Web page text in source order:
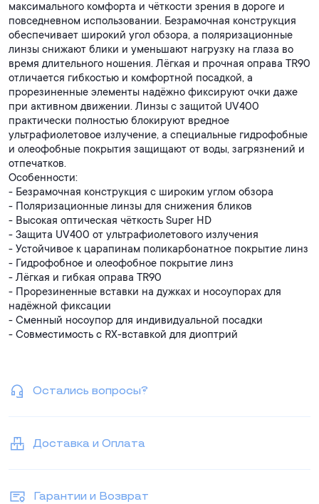
максимального комфорта и чёткости зрения в дороге и
повседневном использовании. Безрамочная конструкция
обеспечивает широкий угол обзора, а поляризационные
линзы снижают блики и уменьшают нагрузку на глаза во
время длительного ношения. Лёгкая и прочная оправа TR90
отличается гибкостью и комфортной посадкой, а
прорезиненные элементы надёжно фиксируют очки даже
при активном движении. Линзы с защитой UV400
практически полностью блокируют вредное
ультрафиолетовое излучение, а специальные гидрофобные
и олеофобные покрытия защищают от воды, загрязнений и
отпечатков.
Особенности:
- Безрамочная конструкция с широким углом обзора
- Поляризационные линзы для снижения бликов
- Высокая оптическая чёткость Super HD
- Защита UV400 от ультрафиолетового излучения
- Устойчивое к царапинам поликарбонатное покрытие линз
- Гидрофобное и олеофобное покрытие линз
- Лёгкая и гибкая оправа TR90
- Прорезиненные вставки на дужках и носоупорах для
надёжной фиксации
- Сменный носоупор для индивидуальной посадки
- Совместимость с RX-вставкой для диоптрий
Остались вопросы?
Доставка и Оплата
Гарантии и Возврат